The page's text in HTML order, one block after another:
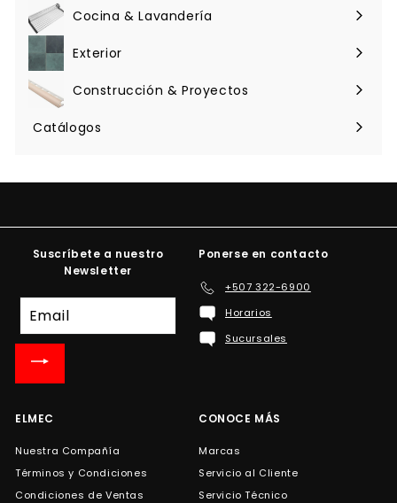
menú Cocina & Lavandería
Expandir
Exterior
Expandir
menú Construcción & Proyectos
Expandir
menú
Catálogos
Suscríbete a nuestro
Newsletter
nuestra
lista
Ponerse en contacto
+507 322-6900
Horarios
Sucursales
ELMEC
Nuestra Compañía
Términos y Condiciones
Condiciones de Ventas
CONOCE MÁS
Marcas
Servicio al Cliente
Servicio Técnico